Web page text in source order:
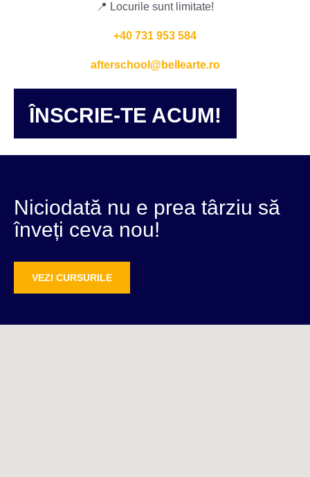
📍 Locurile sunt limitate!
+40 731 953 584
afterschool@bellearte.ro
ÎNSCRIE-TE ACUM!
Niciodată nu e prea târziu să
înveți ceva nou!
VEZI CURSURILE